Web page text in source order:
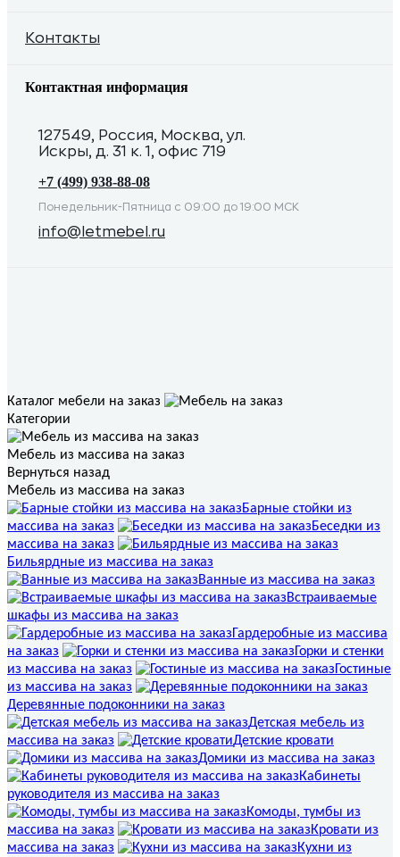
Контакты
Контактная информация
127549, Россия, Москва, ул.
Искры, д. 31 к. 1, офис 719
+7 (499) 938-88-08
Понедельник-Пятница с 09:00 до 19:00 МСК
info@letmebel.ru
Каталог мебели на заказ
Категории
Мебель из массива на заказ
Вернуться назад
Мебель из массива на заказ
Барные стойки из
массива на заказ
Беседки из
массива на заказ
Бильярдные из массива на заказ
Ванные из массива на заказ
Встраиваемые
шкафы из массива на заказ
Гардеробные из массива
на заказ
Горки и стенки
из массива на заказ
Гостиные
из массива на заказ
Деревянные подоконники на заказ
Детская мебель из
массива на заказ
Детские кровати
Домики из массива на заказ
Кабинеты
руководителя из массива на заказ
Комоды, тумбы из
массива на заказ
Кровати из
массива на заказ
Кухни из